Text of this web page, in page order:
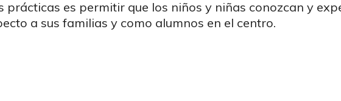
prácticas es permitir que los niños y niñas conozcan y
a sus familias y como alumnos en el centro.